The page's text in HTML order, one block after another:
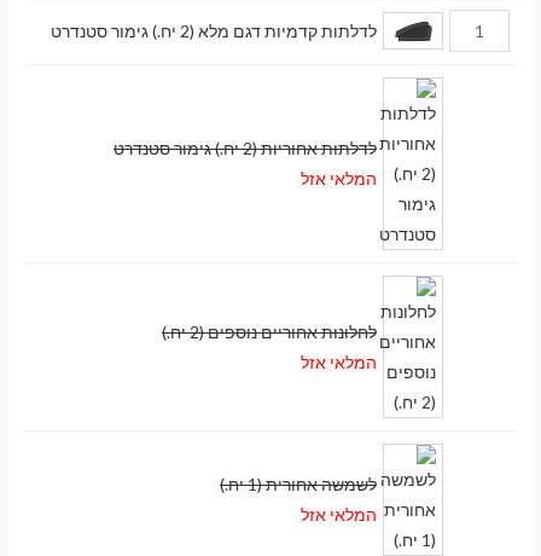
לדלתות קדמיות דגם מלא (2 יח.) גימור סטנדרט
לדלתות אחוריות (2 יח.) גימור סטנדרט
המלאי אזל
לחלונות אחוריים נוספים (2 יח.)
המלאי אזל
לשמשה אחורית (1 יח.)
המלאי אזל